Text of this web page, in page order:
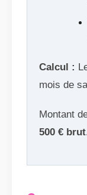
Calcul :
mois de
Montant
500 € brut